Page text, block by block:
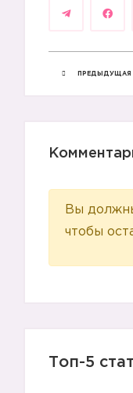
ПРЕДЫДУЩАЯ
Вы
чтобы
Топ-5